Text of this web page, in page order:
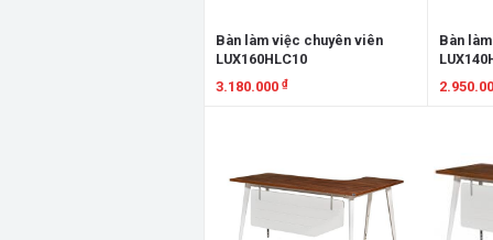
Bàn làm việc chuyên viên
LUX160HLC10
3.180.000 ₫
Bàn